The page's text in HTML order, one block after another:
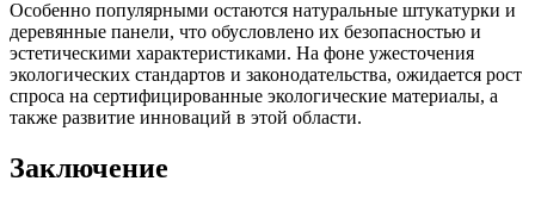
Особенно популярными остаются натуральные штукатурки и
деревянные панели, что обусловлено их безопасностью и
эстетическими характеристиками. На фоне ужесточения
экологических стандартов и законодательства, ожидается рост
спроса на сертифицированные экологические материалы, а
также развитие инноваций в этой области.
Заключение